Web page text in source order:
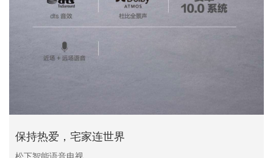
保持热爱，宅家连世界
松下智能语音电视